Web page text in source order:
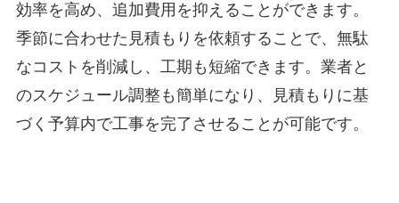
効率を高め、追加費用を抑えることができます。
季節に合わせた見積もりを依頼することで、無駄
なコストを削減し、工期も短縮できます。業者と
のスケジュール調整も簡単になり、見積もりに基
づく予算内で工事を完了させることが可能です。